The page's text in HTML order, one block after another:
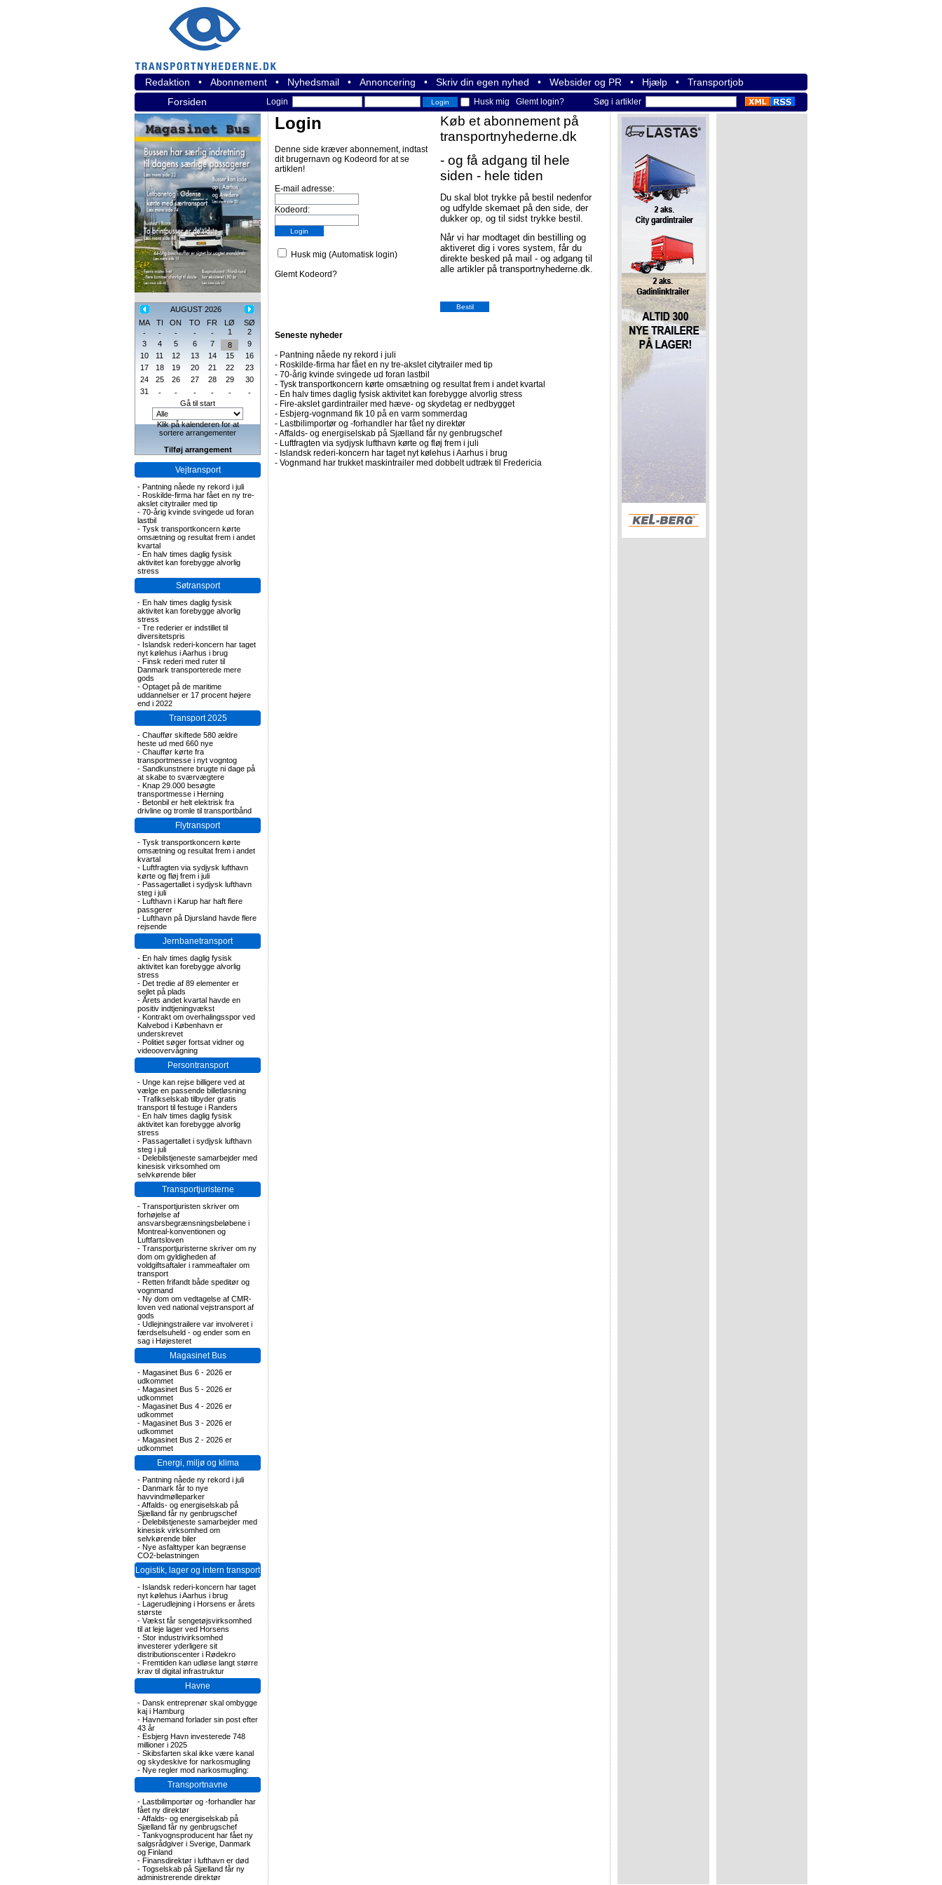
Redaktion • Abonnement • Nyhedsmail • Annoncering • Skriv din egen nyhed • Websider og PR • Hjælp • Transportjob
Forsiden
Login Husk mig Glemt login? Søg i artikler
AUGUST 2026
MA
TI ON TO FR LØ
SØ
-
- - - - 1
2
3
4 5 6 7 8
9
10
11 12 13 14 15
16
17
18 19 20 21 22
23
24
25 26 27 28 29
30
31
- - - - -
-
Gå til start
Klik på kalenderen for at
sortere arrangementer
Tilføj arrangement
Vejtransport
- Pantning nåede ny rekord i juli
- Roskilde-firma har fået en ny tre-
akslet citytrailer med tip
- 70-årig kvinde svingede ud foran
lastbil
- Tysk transportkoncern kørte
omsætning og resultat frem i andet
kvartal
- En halv times daglig fysisk
aktivitet kan forebygge alvorlig
stress
Søtransport
- En halv times daglig fysisk
aktivitet kan forebygge alvorlig
stress
- Tre rederier er indstillet til
diversitetspris
- Islandsk rederi-koncern har taget
nyt kølehus i Aarhus i brug
- Finsk rederi med ruter til
Danmark transporterede mere
gods
- Optaget på de maritime
uddannelser er 17 procent højere
end i 2022
Transport 2025
- Chauffør skiftede 580 ældre
heste ud med 660 nye
- Chauffør kørte fra
transportmesse i nyt vogntog
- Sandkunstnere brugte ni dage på
at skabe to sværvægtere
- Knap 29.000 besøgte
transportmesse i Herning
- Betonbil er helt elektrisk fra
drivline og tromle til transportbånd
Flytransport
- Tysk transportkoncern kørte
omsætning og resultat frem i andet
kvartal
- Luftfragten via sydjysk lufthavn
kørte og fløj frem i juli
- Passagertallet i sydjysk lufthavn
steg i juli
- Lufthavn i Karup har haft flere
passgerer
- Lufthavn på Djursland havde flere
rejsende
Jernbanetransport
- En halv times daglig fysisk
aktivitet kan forebygge alvorlig
stress
- Det tredie af 89 elementer er
sejlet på plads
- Årets andet kvartal havde en
positiv indtjeningvækst
- Kontrakt om overhalingsspor ved
Kalvebod i København er
underskrevet
- Politiet søger fortsat vidner og
videoovervågning
Persontransport
- Unge kan rejse billigere ved at
vælge en passende billetløsning
- Trafikselskab tilbyder gratis
transport til festuge i Randers
- En halv times daglig fysisk
aktivitet kan forebygge alvorlig
stress
- Passagertallet i sydjysk lufthavn
steg i juli
- Delebilstjeneste samarbejder med
kinesisk virksomhed om
selvkørende biler
Transportjuristerne
- Transportjuristen skriver om
forhøjelse af
ansvarsbegrænsningsbeløbene i
Montreal-konventionen og
Luftfartsloven
- Transportjuristerne skriver om ny
dom om gyldigheden af
voldgiftsaftaler i rammeaftaler om
transport
- Retten frifandt både speditør og
vognmand
- Ny dom om vedtagelse af CMR-
loven ved national vejstransport af
gods
- Udlejningstrailere var involveret i
færdselsuheld - og ender som en
sag i Højesteret
Magasinet Bus
- Magasinet Bus 6 - 2026 er
udkommet
- Magasinet Bus 5 - 2026 er
udkommet
- Magasinet Bus 4 - 2026 er
udkommet
- Magasinet Bus 3 - 2026 er
udkommet
- Magasinet Bus 2 - 2026 er
udkommet
Energi, miljø og klima
- Pantning nåede ny rekord i juli
- Danmark får to nye
havvindmølleparker
-Affalds- og energiselskab på
Sjælland får ny genbrugschef
- Delebilstjeneste samarbejder med
kinesisk virksomhed om
selvkørende biler
- Nye asfalttyper kan begrænse
CO2-belastningen
Logistik, lager og intern transport
- Islandsk rederi-koncern har taget
nyt kølehus i Aarhus i brug
- Lagerudlejning i Horsens er årets
største
- Vækst får sengetøjsvirksomhed
til at leje lager ved Horsens
- Stor industrivirksomhed
investerer yderligere sit
distributionscenter i Rødekro
- Fremtiden kan udløse langt større
krav til digital infrastruktur
Havne
- Dansk entreprenør skal ombygge
kaj i Hamburg
- Havnemand forlader sin post efter
43 år
- Esbjerg Havn investerede 748
millioner i 2025
- Skibsfarten skal ikke være kanal
og skydeskive for narkosmugling
- Nye regler mod narkosmugling:
Transportnavne
- Lastbilimportør og -forhandler har
fået ny direktør
-Affalds- og energiselskab på
Sjælland får ny genbrugschef
- Tankvognsproducent har fået ny
salgsrådgiver i Sverige, Danmark
og Finland
- Finansdirektør i lufthavn er død
- Togselskab på Sjælland får ny
administrerende direktør
Login
Denne side kræver abonnement, indtast
dit brugernavn og Kodeord for at se
artiklen!
E-mail adresse:
Kodeord:
Husk mig (Automatisk login)
Glemt Kodeord?
Køb et abonnement på
transportnyhederne.dk
- og få adgang til hele
siden - hele tiden
Du skal blot trykke på bestil nedenfor
og udfylde skemaet på den side, der
dukker op, og til sidst trykke bestil.
Når vi har modtaget din bestilling og
aktiveret dig i vores system, får du
direkte besked på mail - og adgang til
alle artikler på transportnyhederne.dk.
Seneste nyheder
- Pantning nåede ny rekord i juli
- Roskilde-firma har fået en ny tre-akslet citytrailer med tip
- 70-årig kvinde svingede ud foran lastbil
- Tysk transportkoncern kørte omsætning og resultat frem i andet kvartal
- En halv times daglig fysisk aktivitet kan forebygge alvorlig stress
- Fire-akslet gardintrailer med hæve- og skydetag er nedbygget
- Esbjerg-vognmand fik 10 på en varm sommerdag
- Lastbilimportør og -forhandler har fået ny direktør
-Affalds- og energiselskab på Sjælland får ny genbrugschef
- Luftfragten via sydjysk lufthavn kørte og fløj frem i juli
- Islandsk rederi-koncern har taget nyt kølehus i Aarhus i brug
- Vognmand har trukket maskintrailer med dobbelt udtræk til Fredericia